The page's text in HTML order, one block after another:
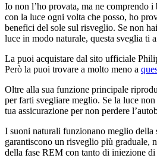
Io non l’ho provata, ma ne comprendo
con la luce ogni volta che posso, ho
benefici del sole sul risveglio. Se non
luce in modo naturale, questa sveglia ti
La puoi acquistare dal sito ufficiale
Però la puoi trovare a molto meno a
Oltre alla sua funzione principale
per farti svegliare meglio. Se la luce non
tua assicurazione per non perdere
I suoni naturali funzionano meglio della
garantiscono un risveglio più graduale,
della fase REM con tanto di iniezione